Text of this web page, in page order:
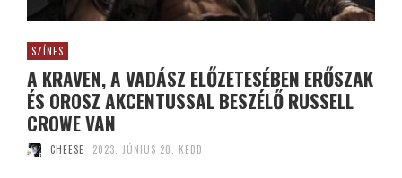
SZÍNES
A KRAVEN, A VADÁSZ ELŐZETESÉBEN ERŐSZAK
ÉS OROSZ AKCENTUSSAL BESZÉLŐ RUSSELL
CROWE VAN
CHEESE 2023. JÚNIUS 20. KEDD